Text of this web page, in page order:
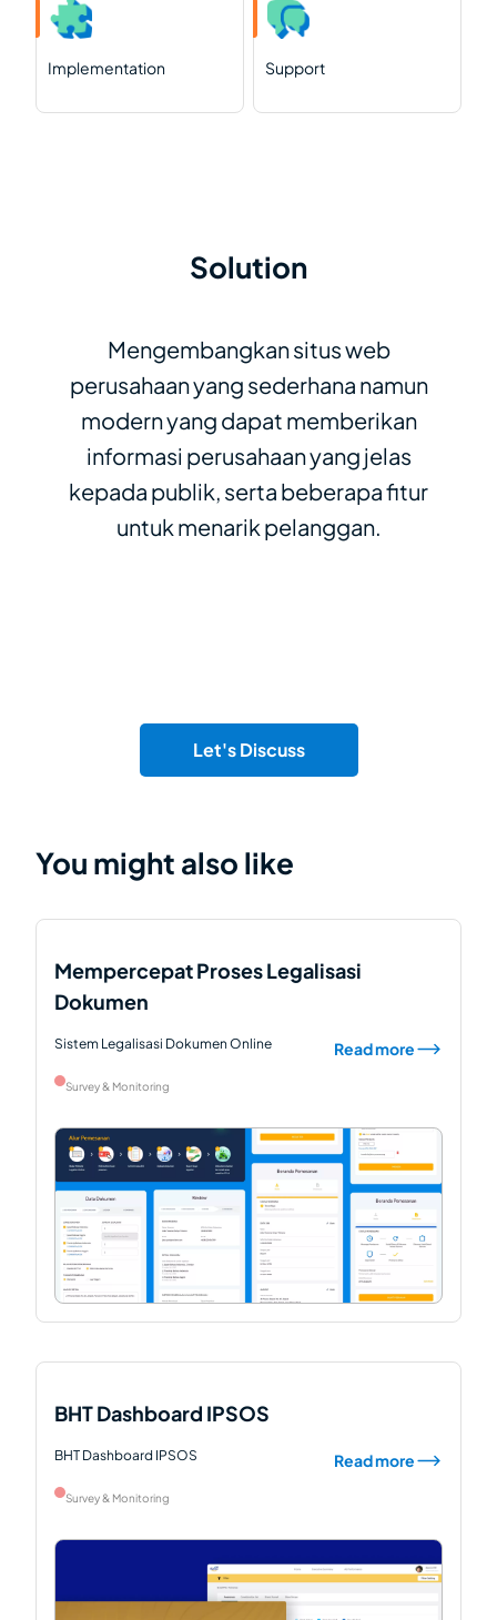
Implementation Support
Solution
Mengembangkan situs web
perusahaan yang sederhana namun
modern yang dapat memberikan
informasi perusahaan yang jelas
kepada publik, serta beberapa fitur
untuk menarik pelanggan.
Let's Discuss
You might also like
Mempercepat Proses Legalisasi
Dokumen
Sistem Legalisasi Dokumen Online
Survey & Monitoring
Read more
BHT Dashboard IPSOS
BHT Dashboard IPSOS
Survey & Monitoring
Read more